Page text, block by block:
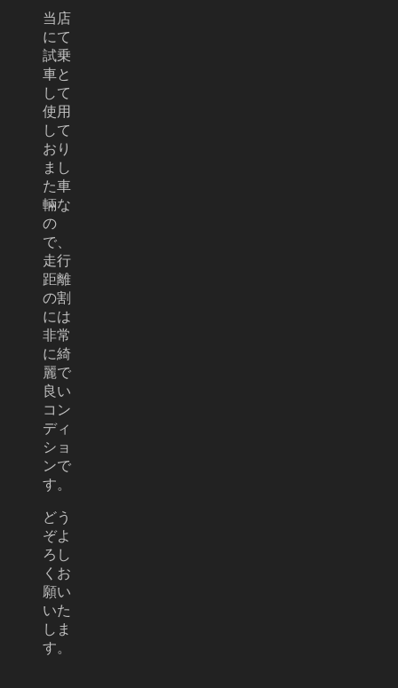
当店
にて
試乗
車と
して
使用
して
おり
まし
た車
輛な
の
で、
走行
距離
の割
には
非常
に綺
麗で
良い
コン
ディ
ショ
ンで
す。
どう
ぞよ
ろし
くお
願い
いた
しま
す。